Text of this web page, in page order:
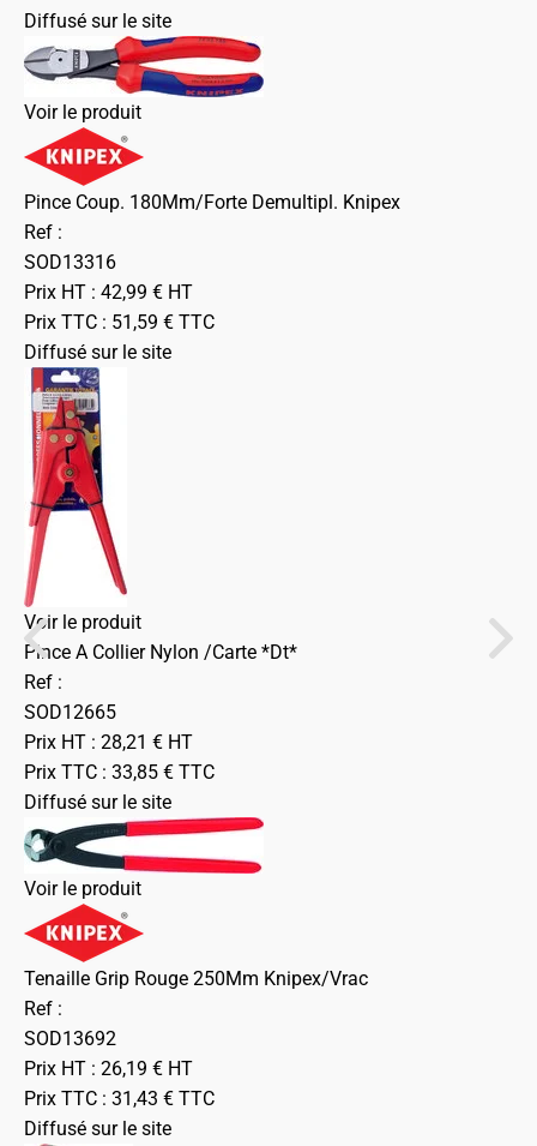
Diffusé sur le site
Voir le produit
Pince Coup. 180Mm/Forte Demultipl. Knipex
Ref :
SOD13316
Prix HT : 42,99 € HT
Prix TTC : 51,59 € TTC
Diffusé sur le site
Voir le produit
Pince A Collier Nylon /Carte *Dt*
Ref :
SOD12665
Prix HT : 28,21 € HT
Prix TTC : 33,85 € TTC
Diffusé sur le site
Voir le produit
Tenaille Grip Rouge 250Mm Knipex/Vrac
Ref :
SOD13692
Prix HT : 26,19 € HT
Prix TTC : 31,43 € TTC
Diffusé sur le site